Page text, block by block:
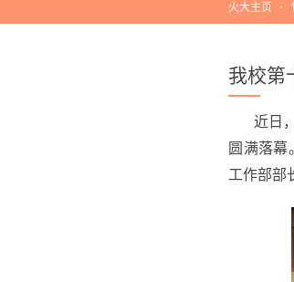
火大主页
我校第
近日
圆满落幕
工作部部